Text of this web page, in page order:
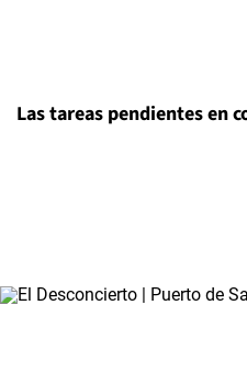
Las tareas pendientes en